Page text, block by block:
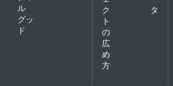
ル
グッ
ド
ク
ト
の
広
め
方
タ